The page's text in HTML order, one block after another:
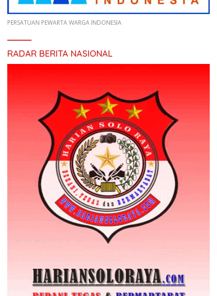
PERSATUAN PEWARTA WARGA INDONESIA
RADAR BERITA NASIONAL